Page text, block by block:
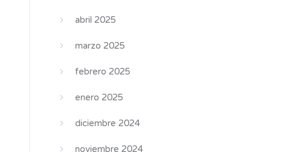
abril 2025
marzo 2025
febrero 2025
enero 2025
diciembre 2024
noviembre 2024